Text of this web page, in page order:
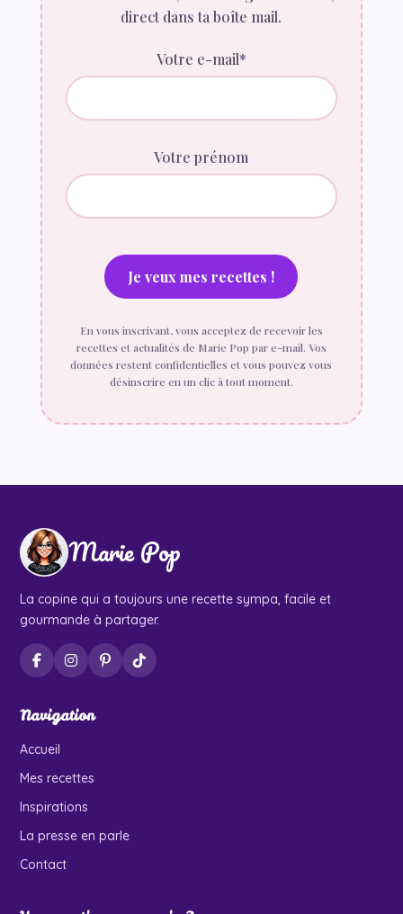
direct dans ta boîte mail.
Votre e-mail*
Votre prénom
En vous inscrivant, vous acceptez de recevoir les
recettes et actualités de Marie Pop par e-mail. Vos
données restent confidentielles et vous pouvez vous
désinscrire en un clic à tout moment.
Marie Pop
La copine qui a toujours une recette sympa, facile et
gourmande à partager.
Navigation
Accueil
Mes recettes
Inspirations
La presse en parle
Contact